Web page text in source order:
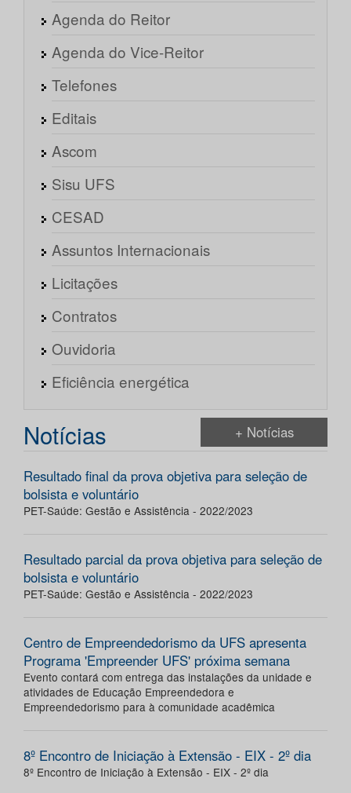
Agenda do Reitor
Agenda do Vice-Reitor
Telefones
Editais
Ascom
Sisu UFS
CESAD
Assuntos Internacionais
Licitações
Contratos
Ouvidoria
Eficiência energética
Notícias + Notícias
Resultado final da prova objetiva para seleção de
bolsista e voluntário
PET-Saúde: Gestão e Assistência - 2022/2023
Resultado parcial da prova objetiva para seleção de
bolsista e voluntário
PET-Saúde: Gestão e Assistência - 2022/2023
Centro de Empreendedorismo da UFS apresenta
Programa 'Empreender UFS' próxima semana
Evento contará com entrega das instalações da unidade e
atividades de Educação Empreendedora e
Empreendedorismo para à comunidade acadêmica
8º Encontro de Iniciação à Extensão - EIX - 2º dia
8º Encontro de Iniciação à Extensão - EIX - 2º dia